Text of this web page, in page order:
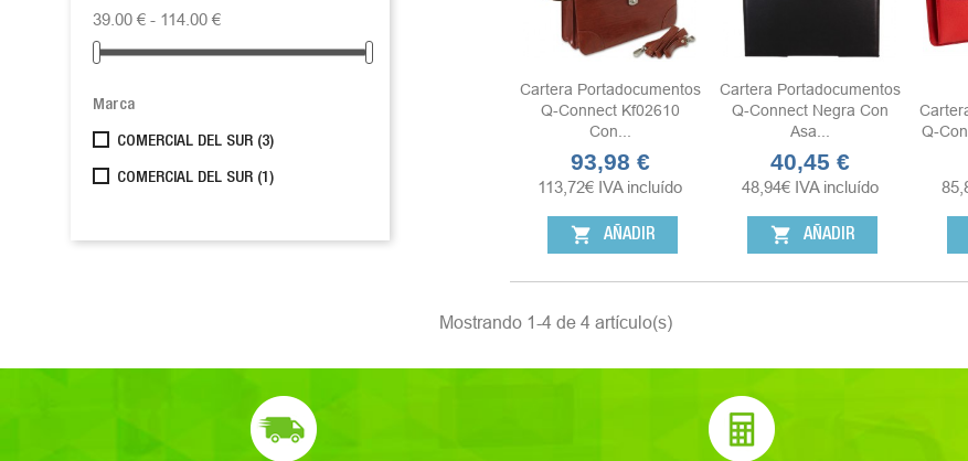
39.00 € - 114.00 €
Marca
COMERCIAL DEL SUR (3)
COMERCIAL DEL SUR (1)
Cartera Portadocumentos
Q-Connect Kf02610
Con...
Precio
93,98 €
113,72€ IVA incluído
shopping_cart AÑADIR
Cartera Portadocumentos
Q-Connect Negra Con
Asa...
Precio
40,45 €
48,94€ IVA incluído
shopping_cart AÑADIR
Q-
Mostrando 1-4 de 4 artículo(s)